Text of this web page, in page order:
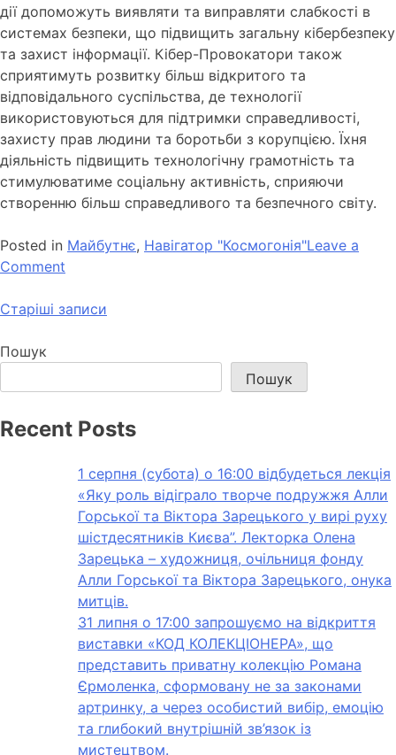
дії допоможуть виявляти та виправляти слабкості в
системах безпеки, що підвищить загальну кібербезпеку
та захист інформації. Кібер-Провокатори також
сприятимуть розвитку більш відкритого та
відповідального суспільства, де технології
використовуються для підтримки справедливості,
захисту прав людини та боротьби з корупцією. Їхня
діяльність підвищить технологічну грамотність та
стимулюватиме соціальну активність, сприяючи
створенню більш справедливого та безпечного світу.
Posted in Майбутнє, Навігатор "Космогонія"Leave a
Comment
Старіші записи
Пошук
Пошук
Recent Posts
1 серпня (субота) о 16:00 відбудеться лекція
«Яку роль відіграло творче подружжя Алли
Горської та Віктора Зарецького у вирі руху
шістдесятників Києва”. Лекторка Олена
Зарецька – художниця, очільниця фонду
Алли Горської та Віктора Зарецького, онука
митців.
31 липня о 17:00 запрошуємо на відкриття
виставки «КОД КОЛЕКЦІОНЕРА», що
представить приватну колекцію Романа
Єрмоленка, сформовану не за законами
артринку, а через особистий вибір, емоцію
та глибокий внутрішній зв’язок із
мистецтвом.